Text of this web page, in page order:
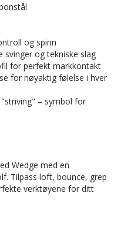
og spinn
svinger og tekniske slag
for perfekt markkontakt
for nøyaktig følelse i hver
– symbol for
Wedge med en
Tilpass loft, bounce, grep
verktøyene for ditt